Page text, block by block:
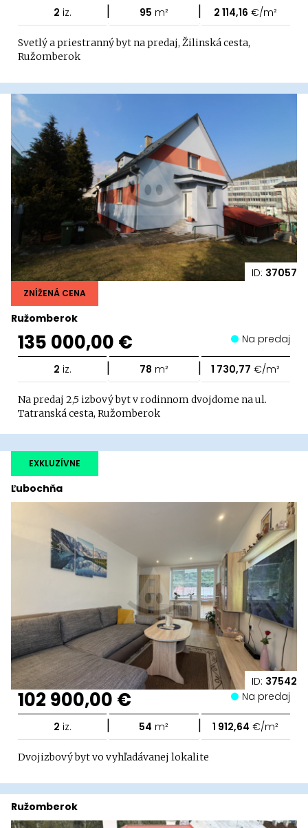
2 iz. | 95 m² | 2 114,16 €/m²
Svetlý a priestranný byt na predaj, Žilinská cesta,
Ružomberok
ID: 37057
Ružomberok
ZNÍŽENÁ CENA
135 000,00 € Na predaj
2 iz. | 78 m² | 1 730,77 €/m²
Na predaj 2,5 izbový byt v rodinnom dvojdome na ul.
Tatranská cesta, Ružomberok
ID: 37542
Ľubochňa
EXKLUZÍVNE
102 900,00 € Na predaj
2 iz. | 54 m² | 1 912,64 €/m²
Dvojizbový byt vo vyhľadávanej lokalite
Ružomberok